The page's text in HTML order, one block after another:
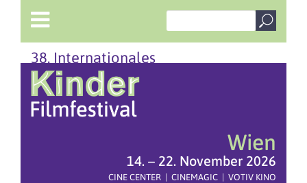
38. Internationales
Wien
14. – 22. November 2026
CINE CENTER | CINEMAGIC | VOTIV KINO